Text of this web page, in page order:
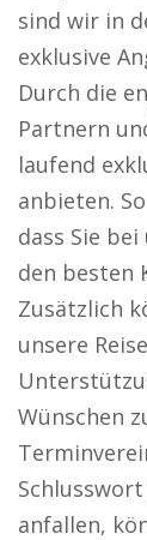
sind wir in
exklusive
Durch die
Partnern
laufend
anbieten.
dass Sie
den besten
Zusätzlich
unsere
Wünschen
anfallen,